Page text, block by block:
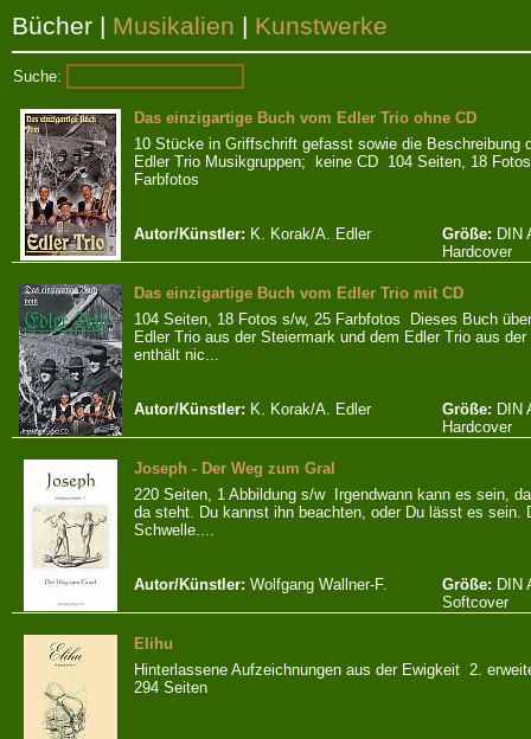
Bücher | Musikalien | Kunstwerke
Suche:
Das einzigartige Buch vom Edler Trio ohne CD
10 Stücke in Griffschrift gefasst sowie die Beschreibung
Edler Trio Musikgruppen; keine CD 104 Seiten, 18
Farbfotos
Autor/Künstler: K. Korak/A. Edler Größe: DIN
Hardcover
Das einzigartige Buch vom Edler Trio mit CD
104 Seiten, 18 Fotos s/w, 25 Farbfotos Dieses Buch
Edler Trio aus der Steiermark und dem Edler Trio aus
enthält nic...
Autor/Künstler: K. Korak/A. Edler Größe: DIN
Hardcover
Joseph - Der Weg zum Gral
220 Seiten, 1 Abbildung s/w Irgendwann kann es sein,
da steht. Du kannst ihn beachten, oder Du lässt es sein.
Schwelle....
Autor/Künstler: Wolfgang Wallner-F. Größe: DIN
Softcover
Elihu
Hinterlassene Aufzeichnungen aus der Ewigkeit 2.
294 Seiten